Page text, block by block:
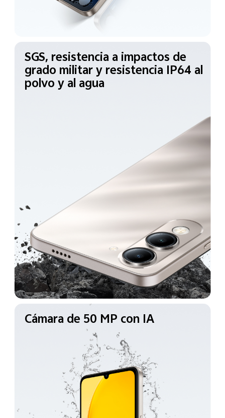
SGS, resistencia a impactos de
grado militar yresistencia IP64 al
polvo y al agua
Cámara de 50 MP con IA